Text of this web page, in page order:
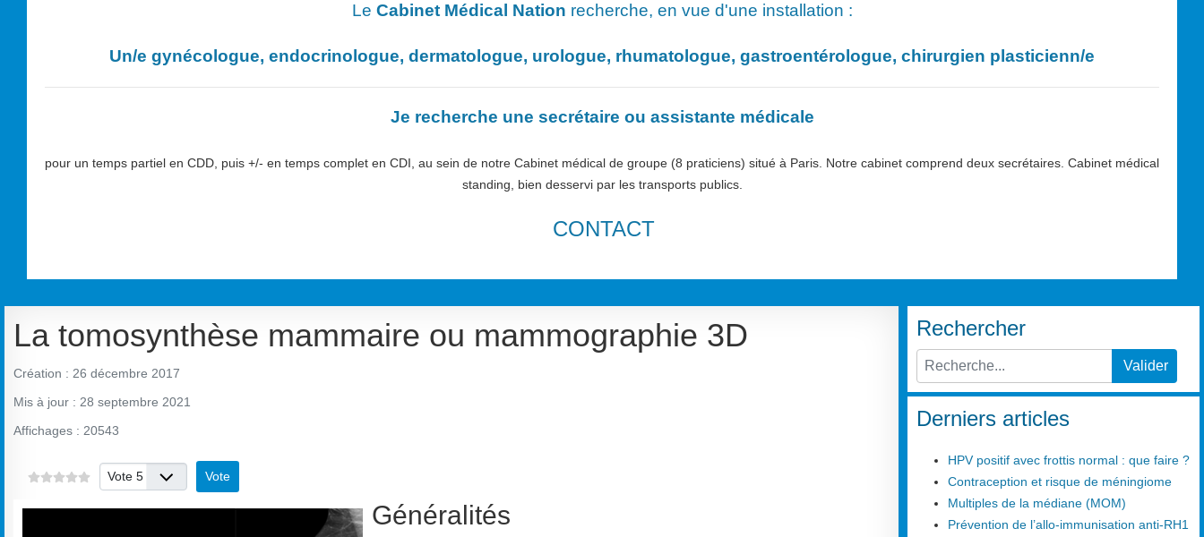
Le Cabinet Médical Nation recherche, en vue d'une installation :
Un/e gynécologue, endocrinologue, dermatologue, urologue, rhumatologue, gastroentérologue, chirurgien plasticienn/e
Je recherche une secrétaire ou assistante médicale
pour un temps partiel en CDD, puis +/- en temps complet en CDI, au sein de notre Cabinet médical de groupe (8 praticiens) situé à Paris. Notre cabinet comprend deux secrétaires. Cabinet médical
standing, bien desservi par les transports publics.
CONTACT
La tomosynthèse mammaire ou mammographie 3D
Création : 26 décembre 2017
Mis à jour : 28 septembre 2021
Affichages : 20543
Veuillez voter
Généralités
Rechercher
Type 2 or more characters for results.
Valider
Derniers articles
HPV positif avec frottis normal : que faire ?
Contraception et risque de méningiome
Multiples de la médiane (MOM)
Prévention de l’allo-immunisation anti-RH1